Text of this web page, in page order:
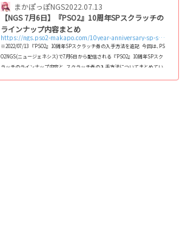
w.adsby...まかぽっぽNGS2022.07.13
【NGS 7月6日】『PSO2』10周年SPスクラッチの
ラインナップ内容まとめ
https://ngs.pso2-makapo.com/10year-anniversary-sp-scratch
※2022/07/13 『PSO2』10周年SPスクラッチ券の入手方法を追記 今回は､PS
O2NGS(ニュージェネシス)で7月6日から配信される『PSO2』10周年SPスク
ラッチのラインナップ内容と､スクラッチ券の入手方法についてまとめてい